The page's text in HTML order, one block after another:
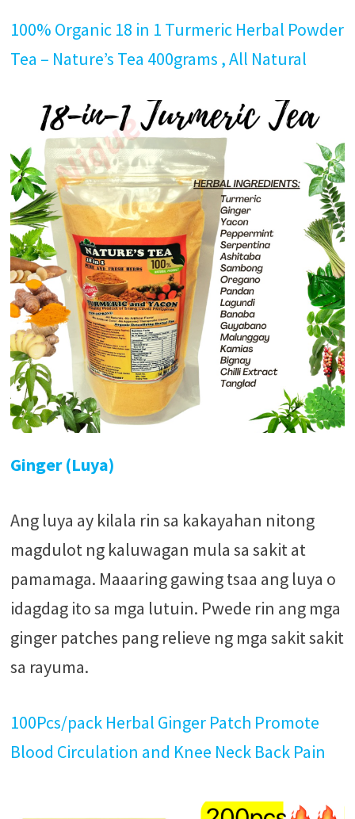
100% Organic 18 in 1 Turmeric Herbal Powder
Tea – Nature’s Tea 400grams , All Natural
Ginger (Luya)
Ang luya ay kilala rin sa kakayahan nitong
magdulot ng kaluwagan mula sa sakit at
pamamaga. Maaaring gawing tsaa ang luya o
idagdag ito sa mga lutuin. Pwede rin ang mga
ginger patches pang relieve ng mga sakit sakit
sa rayuma.
100Pcs/pack Herbal Ginger Patch Promote
Blood Circulation and Knee Neck Back Pain